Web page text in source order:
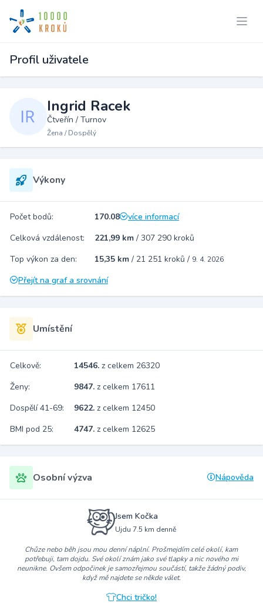
Profil uživatele
Ingrid Racek
Čtveřín / Turnov
Žena / Dospělý
Výkony
Počet bodů: 170.08
více informací
Celková vzdálenost:
221,99 km / 307 290 kroků
Top výkon za den:
15,35 km / 21 251 kroků / 9. 4. 2026
Přejít na graf a srovnání
Umístění
Celkově: 14546. z celkem 26320
Ženy:
9847. z celkem 17611
Dospělí 41-69:
9622. z celkem 12450
BMI pod 25:
4747. z celkem 12625
Osobní výzva Nápověda
Jsem Kočka
Ujdu 7.5 km denně
Chůze nebo běh jsou mou denní náplní. Prošmejdím celé okolí, kam
potřebuji, tam dojdu. Své okolí znám jako své tlapky a nic nového mi
neunikne. Ovšem odpočinek je samozřejmou součástí, takže žádný podiv,
když mě najdete se někde válet.
Chci tričko!